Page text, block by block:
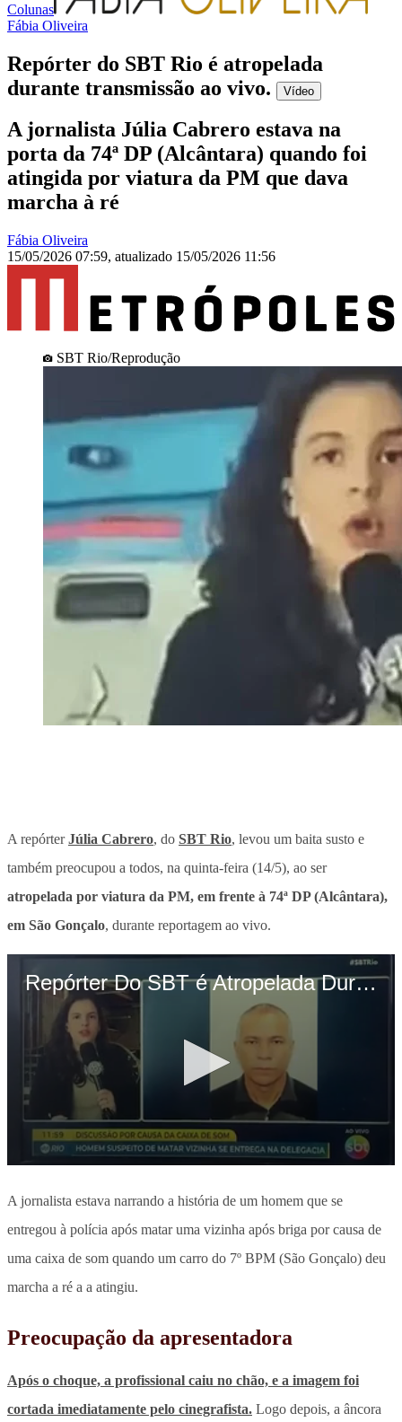
Colunas
Fábia Oliveira
Repórter do SBT Rio é atropelada
durante transmissão ao vivo. Vídeo
A jornalista Júlia Cabrero estava na
porta da 74ª DP (Alcântara) quando foi
atingida por viatura da PM que dava
marcha à ré
Fábia Oliveira
15/05/2026 07:59, atualizado 15/05/2026 11:56
SBT Rio/Reprodução
A repórterJúlia Cabrero, do SBT Rio, levou um baita susto e
também preocupou a todos, na quinta-feira (14/5), ao ser
atropelada por viatura da PM, em frente à 74ª DP (Alcântara),
em São Gonçalo, durante reportagem ao vivo.
A jornalista estava narrando a história de um homem que se
entregou à polícia após matar uma vizinha após briga por causa de
uma caixa de som quando um carro do 7º BPM (São Gonçalo) deu
marcha a ré a a atingiu.
Preocupação da apresentadora
Após o choque, a profissional caiu no chão, e a imagem foi
cortada imediatamente pelo cinegrafista. Logo depois, a âncora